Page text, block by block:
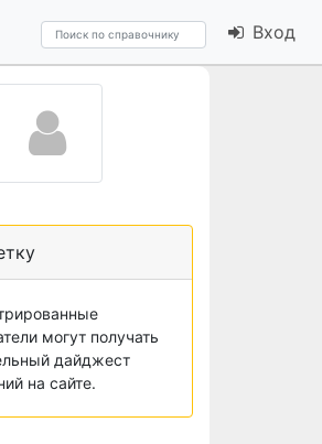
Вход
могут получать
дайджест
на сайте.